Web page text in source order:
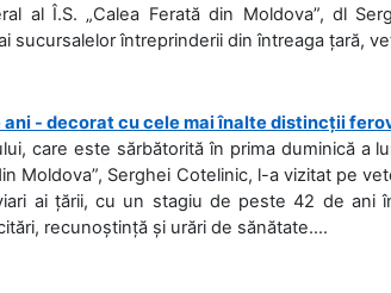
al Î.S. „Calea Ferată din Moldova”, dl
sucursalelor întreprinderii din întreaga țară,
ani - decorat cu cele mai înalte distincții
care este sărbătorită în prima duminică a
Moldova”, Serghei Cotelinic, l-a vizitat pe
ai țării, cu un stagiu de peste 42 de ani
recunoștință și urări de sănătate....